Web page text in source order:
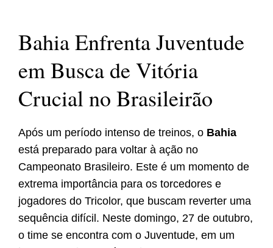
Bahia Enfrenta Juventude
em Busca de Vitória
Crucial no Brasileirão
Após um período intenso de treinos, o Bahia
está preparado para voltar à ação no
Campeonato Brasileiro. Este é um momento de
extrema importância para os torcedores e
jogadores do Tricolor, que buscam reverter uma
sequência difícil. Neste domingo, 27 de outubro,
o time se encontra com o Juventude, em um